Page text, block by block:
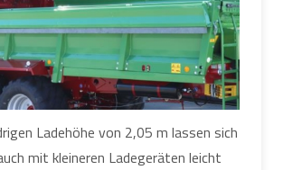
Ladehöhe von 2,05 m lassen sich
mit kleineren Ladegeräten leicht